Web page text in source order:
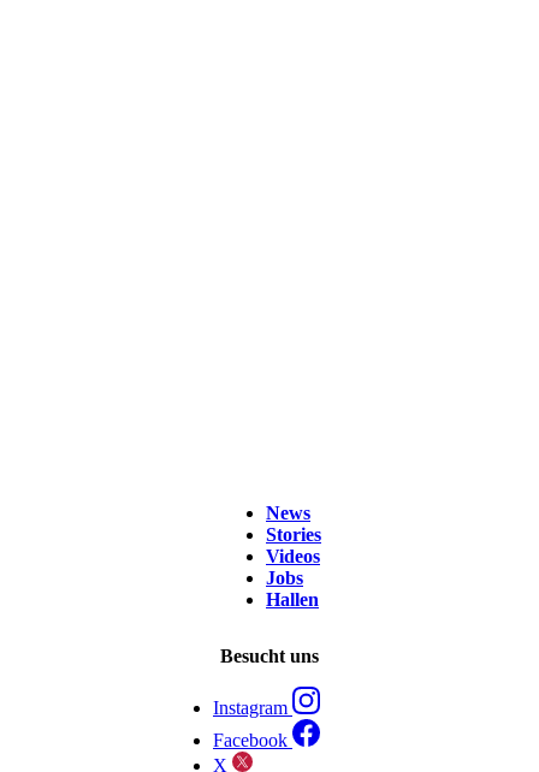
News
Stories
Videos
Jobs
Hallen
Besucht uns
Instagram
Facebook
X